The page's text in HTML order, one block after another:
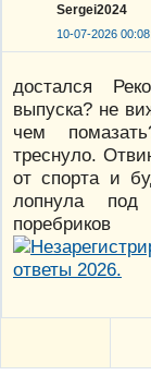
Sergei2024
10-07-2026
достался
выпуска? не
чем
треснуло.
от спорта и
лопнула